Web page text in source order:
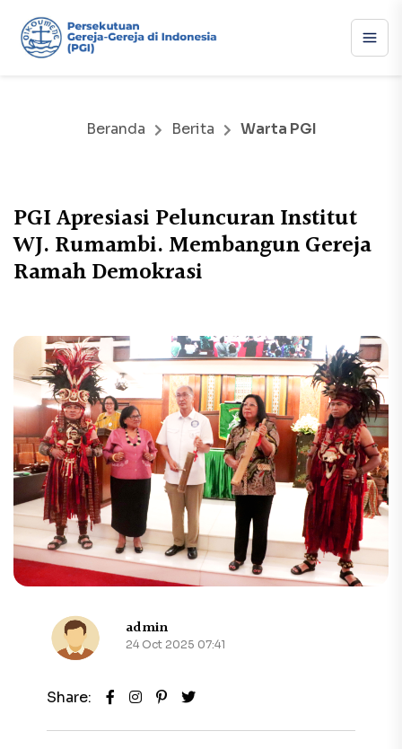
Beranda Berita Warta PGI
PGI Apresiasi Peluncuran Institut
WJ. Rumambi. Membangun Gereja
Ramah Demokrasi
admin
24 Oct 2025 07:41
Share: